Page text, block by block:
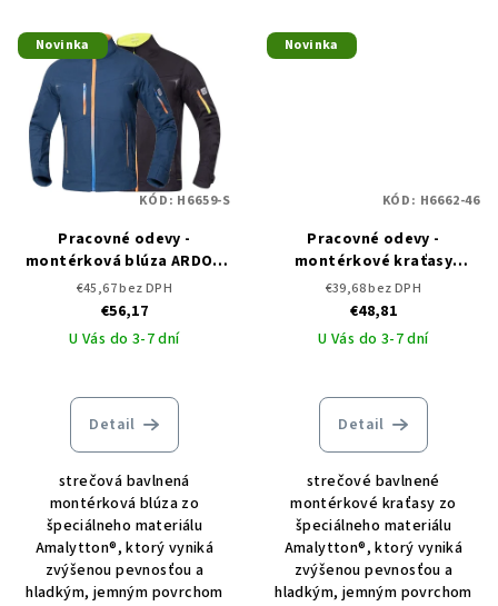
Novinka
Pracovné odevy -
montérková blúza ARDON
CREATRON
€45,67 bez DPH
€56,17
U Vás do 3-7 dní
Detail
strečová bavlnená
montérková blúza zo
špeciálneho materiálu
Amalytton®, ktorý vyniká
zvýšenou pevnosťou a
hladkým, jemným povrchom
KÓD: H6659-S
Novinka
Pracovné odevy -
montérkové kraťasy
ARDON CREATRON
€39,68 bez DPH
€48,81
U Vás do 3-7 dní
Detail
strečové bavlnené
montérkové kraťasy zo
špeciálneho materiálu
Amalytton®, ktorý vyniká
zvýšenou pevnosťou a
hladkým, jemným povrchom
KÓD: H6662-46